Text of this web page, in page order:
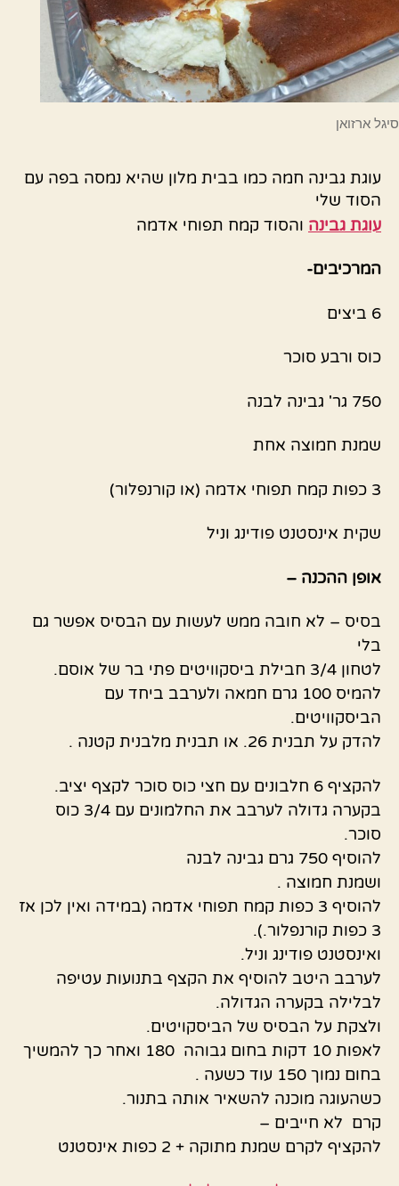
סיגל ארזואן
עוגת גבינה חמה כמו בבית מלון שהיא נמסה בפה עם
הסוד שלי
עוגת גבינה והסוד קמח תפוחי אדמה
המרכיבים-
6 ביצים
כוס ורבע סוכר
750 גר' גבינה לבנה
שמנת חמוצה אחת
3 כפות קמח תפוחי אדמה (או קורנפלור)
שקית אינסטנט פודינג וניל
אופן ההכנה –
בסיס – לא חובה ממש לעשות עם הבסיס אפשר גם
בלי
לטחון 3/4 חבילת ביסקוויטים פתי בר של אוסם.
להמיס 100 גרם חמאה ולערבב ביחד עם
הביסקוויטים.
להדק על תבנית 26. או תבנית מלבנית קטנה .
להקציף 6 חלבונים עם חצי כוס סוכר לקצף יציב.
בקערה גדולה לערבב את החלמונים עם 3/4 כוס
סוכר.
להוסיף 750 גרם גבינה לבנה
ושמנת חמוצה .
להוסיף 3 כפות קמח תפוחי אדמה (במידה ואין לכן אז
3 כפות קורנפלור.).
ואינסטנט פודינג וניל.
לערבב היטב להוסיף את הקצף בתנועות עטיפה
לבלילה בקערה הגדולה.
ולצקת על הבסיס של הביסקויטים.
לאפות 10 דקות בחום גבוהה 180 ואחר כך להמשיך
בחום נמוך 150 עוד כשעה .
כשהעוגה מוכנה להשאיר אותה בתנור.
קרם לא חייבים –
להקציף לקרם שמנת מתוקה + 2 כפות אינסטנט